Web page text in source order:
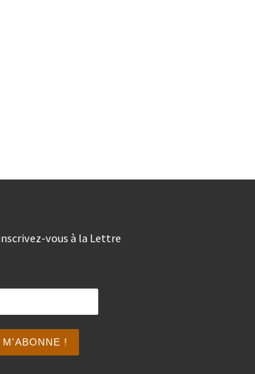
vous à la Lettre